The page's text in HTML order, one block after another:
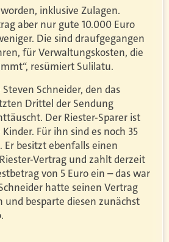
inklusive Zulagen.
aber nur gute 10.000 Euro
Die sind draufgegangen
für Verwaltungskosten, die
resümiert Sulilatu.
Schneider, den das
Drittel der Sendung
Der Riester-Sparer ist
Für ihn sind es noch 35
Er besitzt ebenfalls einen
Vertrag und zahlt derzeit
von 5 Euro ein – das war
hatte seinen Vertrag
und besparte diesen zunächst